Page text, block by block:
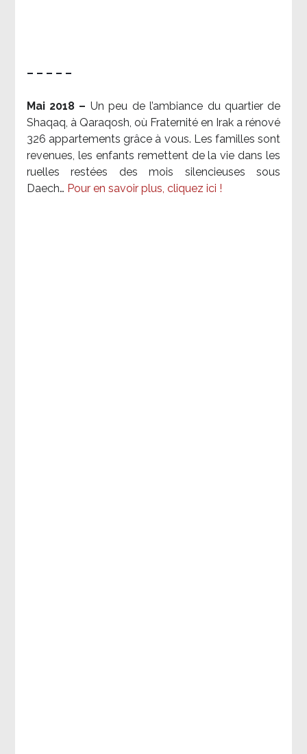
– – – – –
Mai 2018 – Un peu de l’ambiance du quartier de
Shaqaq, à Qaraqosh, où Fraternité en Irak a rénové
326 appartements grâce à vous. Les familles sont
revenues, les enfants remettent de la vie dans les
ruelles restées des mois silencieuses sous
Daech… Pour en savoir plus, cliquez ici !